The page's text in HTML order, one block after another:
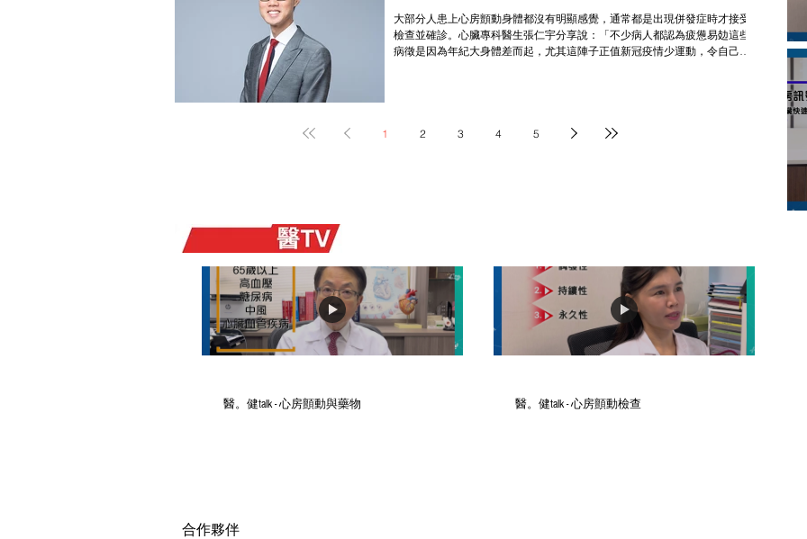
大部分人患上心房顫動身體都沒有明顯感覺，通常都是出現併發症時才接受
檢查並確診。心臟專科醫生張仁宇分享說：「不少病人都認為疲憊易攰這些
病徵是因為年紀大身體差而起，尤其這陣子正值新冠疫情少運動，令自己誤
1 2 3 4 5
醫。健talk - 心房顫動與藥物 醫。健talk - 心房顫動檢查
​合作夥伴